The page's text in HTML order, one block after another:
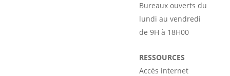
Bureaux ouverts du
lundi au vendredi
de 9H à 18H00
RESSOURCES
Accès internet